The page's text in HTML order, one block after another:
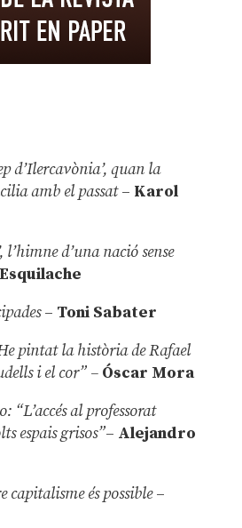
d’Ilercavònia’, quan la
amb el passat– Karol
l’himne d’una nació sense
– Toni Sabater
pintat la història de Rafael
i el cor” –Óscar Mora
“L’accés al professorat
espais grisos”– Alejandro
capitalisme és possible –